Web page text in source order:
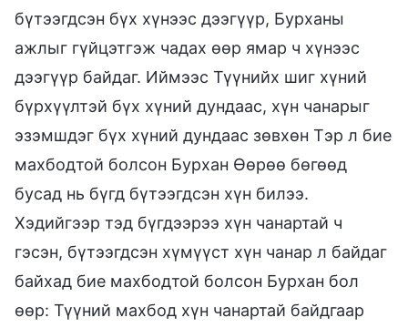
бүтээгдсэн бүх хүнээс дээгүүр, Бурханы
ажлыг гүйцэтгэж чадах өөр ямар ч хүнээс
дээгүүр байдаг. Иймээс Түүнийх шиг хүний
бүрхүүлтэй бүх хүний дундаас, хүн чанарыг
эзэмшдэг бүх хүний дундаас зөвхөн Тэр л бие
махбодтой болсон Бурхан Өөрөө бөгөөд
бусад нь бүгд бүтээгдсэн хүн билээ.
Хэдийгээр тэд бүгдээрээ хүн чанартай ч
гэсэн, бүтээгдсэн хүмүүст хүн чанар л байдаг
байхад бие махбодтой болсон Бурхан бол
өөр: Түүний махбод хүн чанартай байдгаар